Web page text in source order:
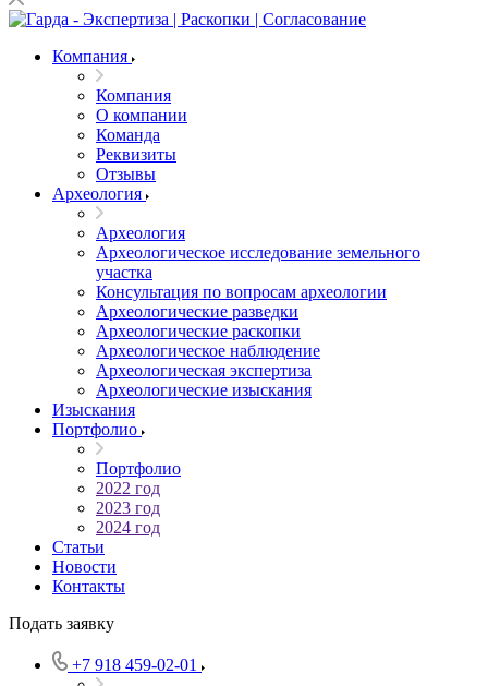
Компания
Компания
О компании
Команда
Реквизиты
Отзывы
Археология
Археология
Археологическое исследование земельного
участка
Консультация по вопросам археологии
Археологические разведки
Археологические раскопки
Археологическое наблюдение
Археологическая экспертиза
Археологические изыскания
Изыскания
Портфолио
Портфолио
2022 год
2023 год
2024 год
Статьи
Новости
Контакты
Подать заявку
+7 918 459-02-01